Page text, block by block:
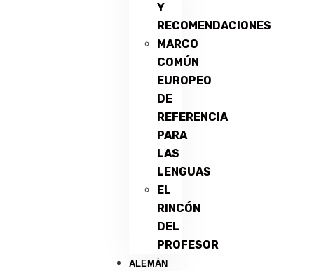
Y
RECOMENDACIONES
MARCO
COMÚN
EUROPEO
DE
REFERENCIA
PARA
LAS
LENGUAS
EL
RINCÓN
DEL
PROFESOR
ALEMÁN